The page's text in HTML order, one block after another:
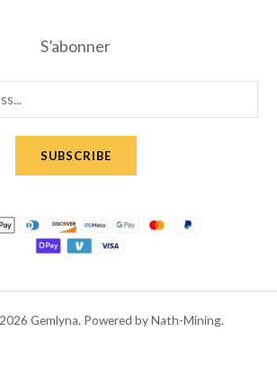
S’abonner
SUBSCRIBE
Gemlyna. Powered by Nath-Mining.